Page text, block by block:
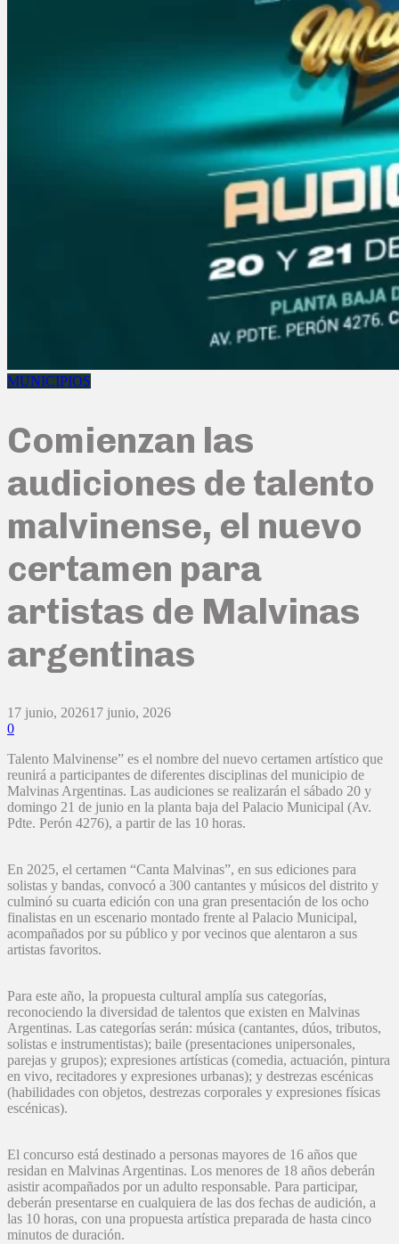
MUNICIPIOS
Comienzan las
audiciones de talento
malvinense, el nuevo
certamen para
artistas de Malvinas
argentinas
17 junio, 202617 junio, 2026
0
Talento Malvinense” es el nombre del nuevo certamen artístico que
reunirá a participantes de diferentes disciplinas del municipio de
Malvinas Argentinas. Las audiciones se realizarán el sábado 20 y
domingo 21 de junio en la planta baja del Palacio Municipal (Av.
Pdte. Perón 4276), a partir de las 10 horas.
En 2025, el certamen “Canta Malvinas”, en sus ediciones para
solistas y bandas, convocó a 300 cantantes y músicos del distrito y
culminó su cuarta edición con una gran presentación de los ocho
finalistas en un escenario montado frente al Palacio Municipal,
acompañados por su público y por vecinos que alentaron a sus
artistas favoritos.
Para este año, la propuesta cultural amplía sus categorías,
reconociendo la diversidad de talentos que existen en Malvinas
Argentinas. Las categorías serán: música (cantantes, dúos, tributos,
solistas e instrumentistas); baile (presentaciones unipersonales,
parejas y grupos); expresiones artísticas (comedia, actuación, pintura
en vivo, recitadores y expresiones urbanas); y destrezas escénicas
(habilidades con objetos, destrezas corporales y expresiones físicas
escénicas).
El concurso está destinado a personas mayores de 16 años que
residan en Malvinas Argentinas. Los menores de 18 años deberán
asistir acompañados por un adulto responsable. Para participar,
deberán presentarse en cualquiera de las dos fechas de audición, a
las 10 horas, con una propuesta artística preparada de hasta cinco
minutos de duración.